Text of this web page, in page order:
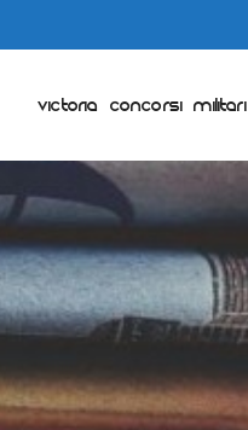
VICTORIA CONCORSI MILITARI